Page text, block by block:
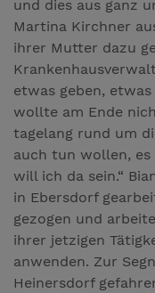
und dies aus ganz
Martina Kirchner
ihrer Mutter dazu
etwas geben,
wollte am Ende
tagelang rund um
auch tun wollen,
will ich da sein.“
in Ebersdorf
gezogen und
ihrer jetzigen
anwenden. Zur
Heinersdorf